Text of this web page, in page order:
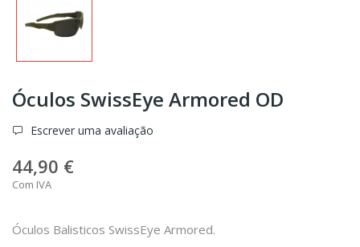
Óculos SwissEye Armored OD
Escrever uma avaliação
44,90 €
Com IVA
Óculos Balisticos SwissEye Armored.